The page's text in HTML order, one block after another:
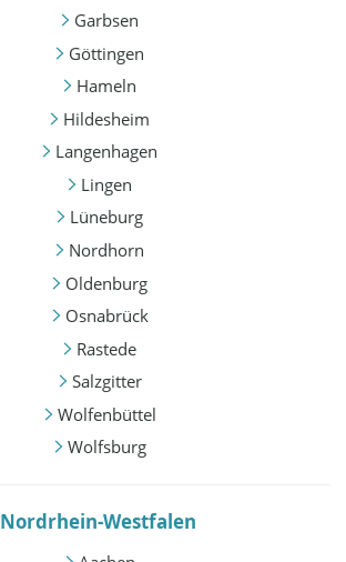
Garbsen
Göttingen
Hameln
Hildesheim
Langenhagen
Lingen
Lüneburg
Nordhorn
Oldenburg
Osnabrück
Rastede
Salzgitter
Wolfenbüttel
Wolfsburg
Nordrhein-Westfalen